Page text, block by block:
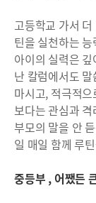
고등학교 가서
틴을 실천하는
아이의 실력은
난 칼럼에서도
마시고, 적극적
보다는 관심과
부모의 말을 안
일 매일 함께 루
중등부 , 어쨌든